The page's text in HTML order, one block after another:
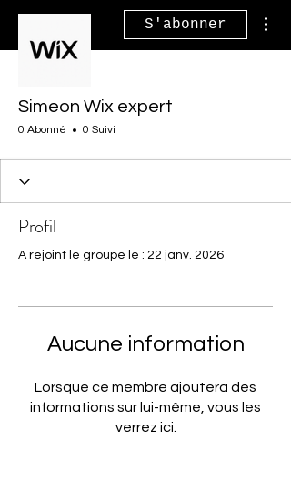
S'abonner
Simeon Wix expert
0 Abonné 0 Suivi
Profil
A rejoint le groupe le : 22 janv. 2026
Aucune information
Lorsque ce membre ajoutera des
informations sur lui-même, vous les
verrez ici.